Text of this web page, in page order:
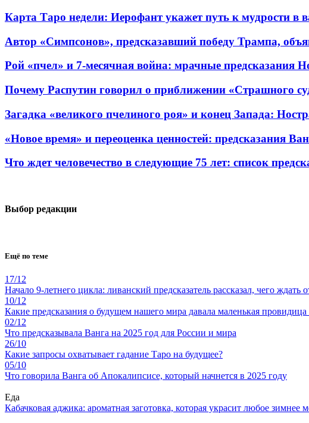
Карта Таро недели: Иерофант укажет путь к мудрости в
Автор «Симпсонов», предсказавший победу Трампа,
Рой «пчел» и 7-месячная война: мрачные предсказания
Почему Распутин говорил о приближении «Страшного
Загадка «великого пчелиного роя» и конец Запада:
«Новое время» и переоценка ценностей: предсказания
Что ждет человечество в следующие 75 лет: список
Выбор редакции
Ещё по теме
17/12
Начало 9-летнего цикла: ливанский предсказатель рассказал, чего ждать
10/12
Какие предсказания о будущем нашего мира давала маленькая
02/12
Что предсказывала Ванга на 2025 год для России и мира
26/10
Какие запросы охватывает гадание Таро на будущее?
05/10
Что говорила Ванга об Апокалипсисе, который начнется в 2025 году
Еда
Кабачковая аджика: ароматная заготовка, которая украсит любое зимнее